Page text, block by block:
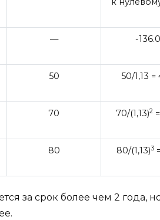
— -136.0
50 50/1,13 =
70 70/(1,13)2
80 80/(1,13)3
за срок более чем 2 года,